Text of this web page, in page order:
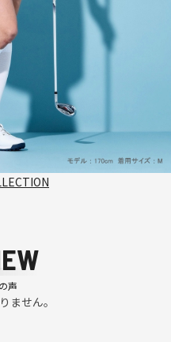
声
ません。